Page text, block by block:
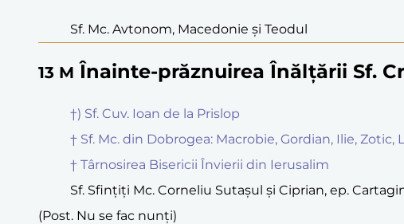
Sf. Mc. Avtonom, Macedonie și Teodul
13 M Înainte-prăznuirea Înălțării Sf.
†) Sf. Cuv. Ioan de la Prislop
† Sf. Mc. din Dobrogea: Macrobie, Gordian, Ilie, Zotic,
† Târnosirea Bisericii Învierii din Ierusalim
Sf. Sfințiți Mc. Corneliu Sutașul și Ciprian, ep.
(Post. Nu se fac nunți)